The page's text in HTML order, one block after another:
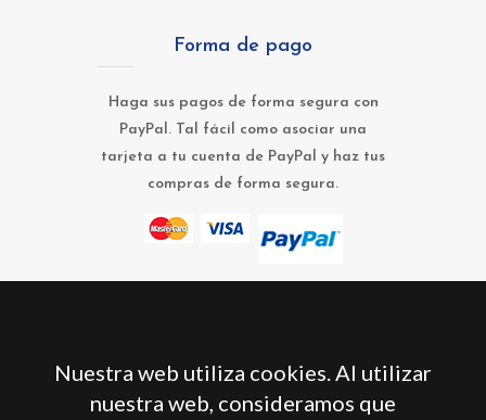
Forma de pago
Haga sus pagos de forma segura con
PayPal. Tal fácil como asociar una
tarjeta a tu cuenta de PayPal y haz tus
compras de forma segura.
Nuestra web utiliza cookies. Al utilizar
nuestra web, consideramos que